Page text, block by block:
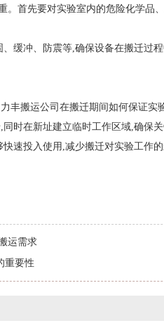
。首先要对实验室内的危险化学品
缓冲、防震等,确保设备在搬迁过
丰搬运公司在搬迁期间如何保证实
时在新址建立临时工作区域,确保关
速投入使用,减少搬迁对实验工作的
运需求
重要性